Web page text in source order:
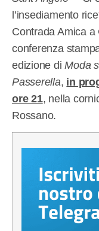
l’insediamento
Contrada Amica
conferenza
edizione diModa
Passerella, in
ore 21, nella
Rossano.